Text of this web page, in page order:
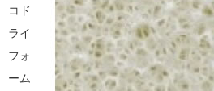
コド
ライ
フォ
ーム